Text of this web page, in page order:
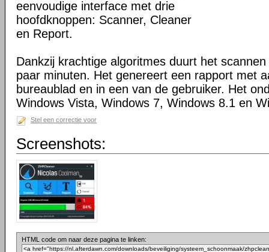
eenvoudige interface met drie
hoofdknoppen: Scanner, Cleaner
en Report.
Dankzij krachtige algoritmes duurt het
paar minuten. Het genereert een rapport met
bureaublad en in een van de gebruiker. Het
Windows Vista, Windows 7, Windows 8.1 en
Stel een correctie voor
Screenshots:
HTML code om naar deze pagina te linken: